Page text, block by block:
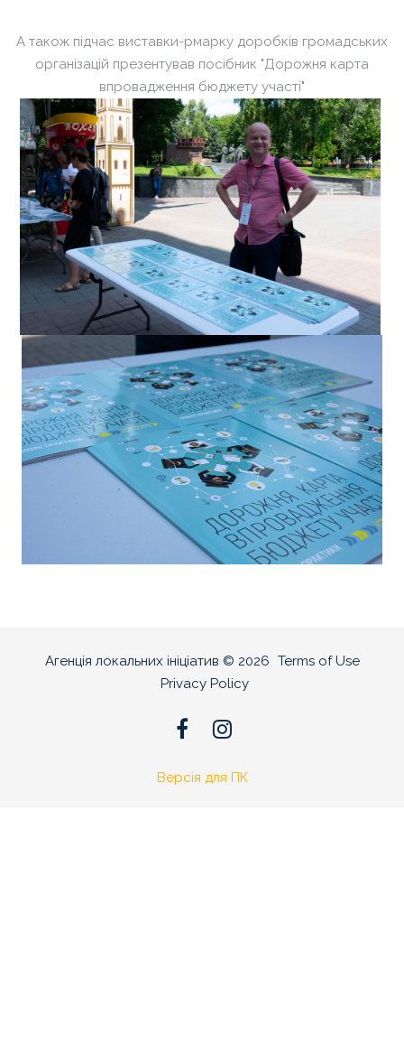
А також підчас виставки-рмарку доробків громадських
організацій презентував посібник "Дорожня карта
впровадження бюджету участі"
Агенція локальних ініціатив © 2026 Terms of Use
Privacy Policy
Версія для ПК